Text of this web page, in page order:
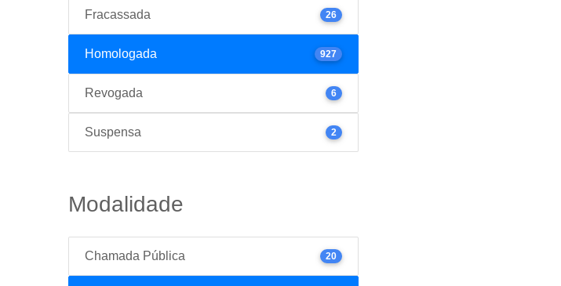
Fracassada 26
Homologada 927
Revogada 6
Suspensa 2
Modalidade
Chamada Pública 20